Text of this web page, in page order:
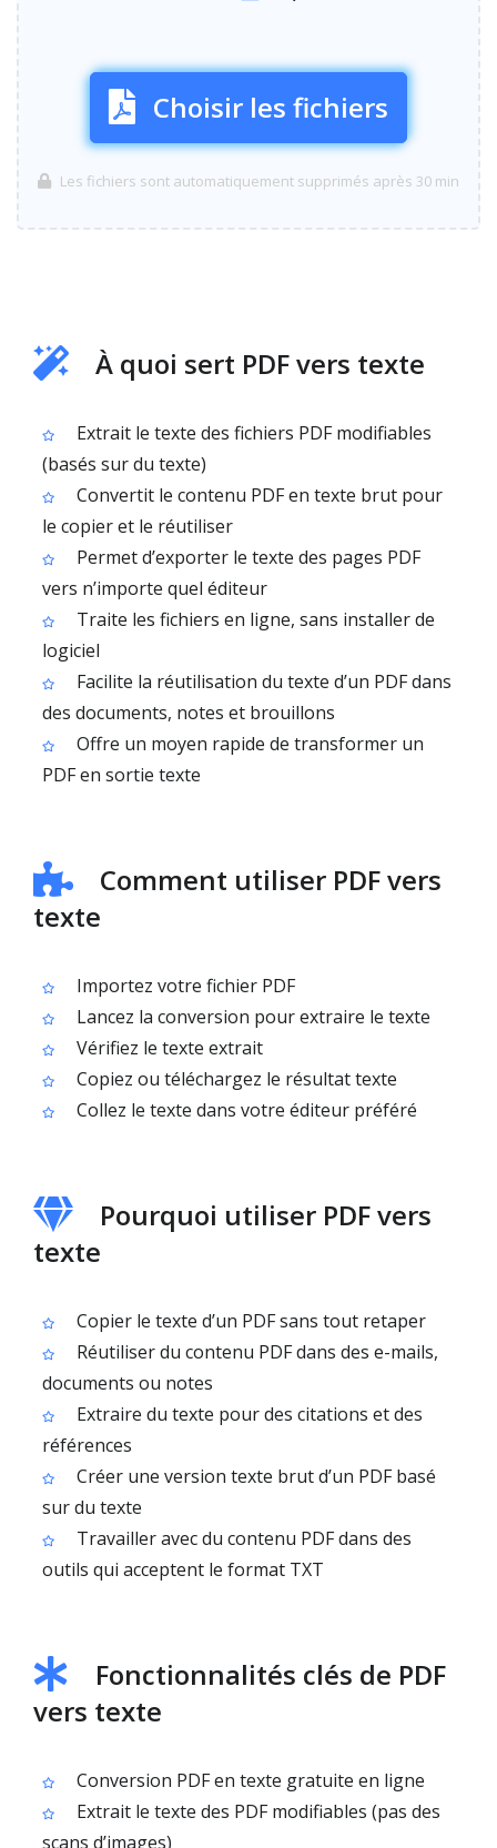
Choisir les fichiers
Les fichiers sont automatiquement supprimés après 30 min
À quoi sert PDF vers texte
Extrait le texte des fichiers PDF modifiables
(basés sur du texte)
Convertit le contenu PDF en texte brut pour
le copier et le réutiliser
Permet d’exporter le texte des pages PDF
vers n’importe quel éditeur
Traite les fichiers en ligne, sans installer de
logiciel
Facilite la réutilisation du texte d’un PDF dans
des documents, notes et brouillons
Offre un moyen rapide de transformer un
PDF en sortie texte
Comment utiliser PDF vers
texte
Importez votre fichier PDF
Lancez la conversion pour extraire le texte
Vérifiez le texte extrait
Copiez ou téléchargez le résultat texte
Collez le texte dans votre éditeur préféré
Pourquoi utiliser PDF vers
texte
Copier le texte d’un PDF sans tout retaper
Réutiliser du contenu PDF dans des e-mails,
documents ou notes
Extraire du texte pour des citations et des
références
Créer une version texte brut d’un PDF basé
sur du texte
Travailler avec du contenu PDF dans des
outils qui acceptent le format TXT
Fonctionnalités clés de PDF
vers texte
Conversion PDF en texte gratuite en ligne
Extrait le texte des PDF modifiables (pas des
scans d’images)